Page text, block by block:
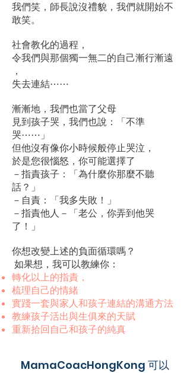
我們笑，師長說沒禮貌，我們就開始不
敢笑。
社會教化的過程，
令我們與那個獨一無二的自己漸行漸遠​
，
失去連結⋯⋯
漸漸地，我們也當了父母
見到孩子哭，我們也說：「不準
哭⋯⋯」
但他沒有像你小時候般停止哭泣，
於是您很惱怒，你可能選擇了
－指責孩子：「為什麼你那麼不聽
話？」
－自責：「我多失敗！」
－指責他人－​「老公，你弄到他哭
了！」
你想改變上述的負面循環嗎？
如果想，我可以教練你：
轉化以上的指責，
梳理自己的情緒
實踐一套與家人和孩子連結的溝通方法
教練孩子活出與生俱來的天賦
​重新拾回自己和孩子的純真
MamaCoacHongKong 可以